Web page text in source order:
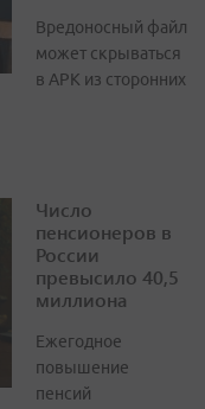
Вредоносный файл
может скрываться
в APK из сторонних
Число
пенсионеров в
России
превысило 40,5
миллиона
Ежегодное
повышение
пенсий